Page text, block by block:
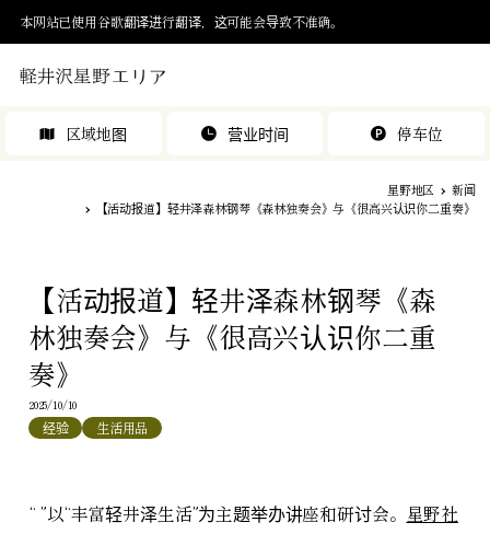
本网站已使用谷歌翻译进行翻译，这可能会导致不准确。
区域地图 营业时间 停车位
星野地区
新闻
【活动报道】轻井泽森林钢琴《森林独奏会》与《很高兴认识你二重奏》
【活动报道】轻井泽森林钢琴《森
林独奏会》与《很高兴认识你二重
奏》
2025/10/10
经验 生活用品
“ ”以“丰富轻井泽生活”为主题举办讲座和研讨会。 星野社